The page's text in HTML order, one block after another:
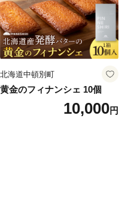
北海道中頓別町
黄金のフィナンシェ 10個
10,000円